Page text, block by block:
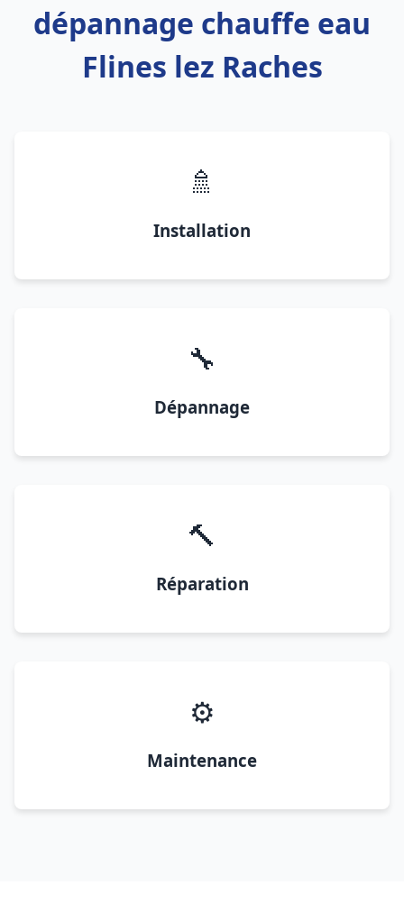
dépannage chauffe eau
Flines lez Raches
🚿
Installation
🔧
Dépannage
🔨
Réparation
⚙️
Maintenance